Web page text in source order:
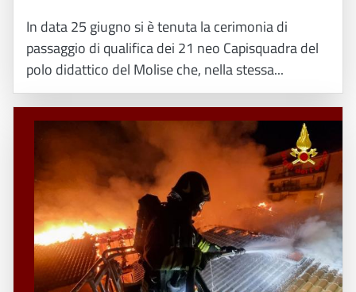
In data 25 giugno si è tenuta la cerimonia di
passaggio di qualifica dei 21 neo Capisquadra del
polo didattico del Molise che, nella stessa...